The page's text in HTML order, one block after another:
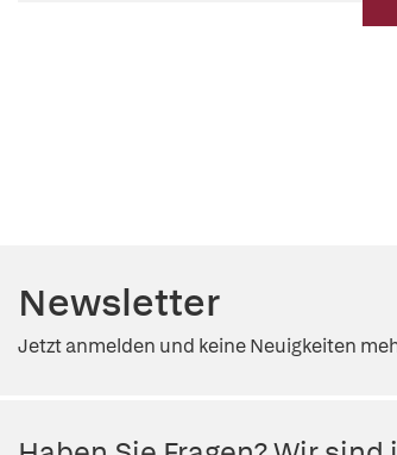
Newsletter
Jetzt anmelden und keine Neuigkeiten